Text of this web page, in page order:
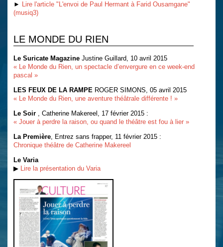
► Lire l'article "L'envoi de Paul Hermant à Farid Ousamgane"
(musiq3)
LE MONDE DU RIEN
Le Suricate Magazine Justine Guillard, 10 avril 2015
« Le Monde du Rien, un spectacle d’envergure en ce week-end
pascal »
LES FEUX DE LA RAMPE ROGER SIMONS, 05 avril 2015
« Le Monde du Rien, une aventure théâtrale différente ! »
Le Soir , Catherine Makereel, 17 février 2015 :
« Jouer à perdre la raison, ou quand le théâtre est fou à lier »
La Première, Entrez sans frapper, 11 février 2015 :
Chronique théâtre de Catherine Makereel
Le Varia
▶ Lire la présentation du Varia